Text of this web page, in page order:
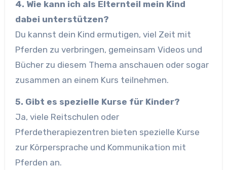
4. Wie kann ich als Elternteil mein Kind
dabei unterstützen?
Du kannst dein Kind ermutigen, viel Zeit mit
Pferden zu verbringen, gemeinsam Videos und
Bücher zu diesem Thema anschauen oder sogar
zusammen an einem Kurs teilnehmen.
5. Gibt es spezielle Kurse für Kinder?
Ja, viele Reitschulen oder
Pferdetherapiezentren bieten spezielle Kurse
zur Körpersprache und Kommunikation mit
Pferden an.